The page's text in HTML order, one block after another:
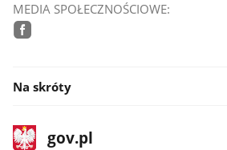
MEDIA SPOŁECZNOŚCIOWE:
Na skróty
stopka
gov.plStrona
gov.pl